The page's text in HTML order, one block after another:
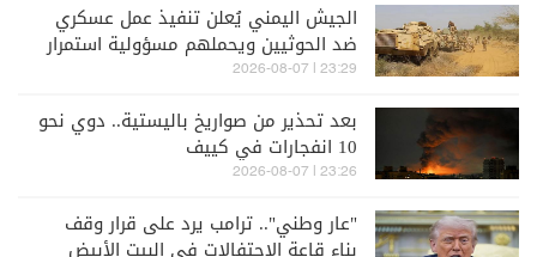
الجيش اليمني يُعلن تنفيذ عمل عسكري
ضد الحوثيين ويحملهم مسؤولية استمرار
التصعيد
23:29 | 2026-08-07
بعد تحذير من صواريخ باليستية.. دوي نحو
10 انفجارات في كييف
23:26 | 2026-08-07
"عار وطني".. ترامب يرد على قرار وقف
بناء قاعة الاحتفالات في البيت الأبيض